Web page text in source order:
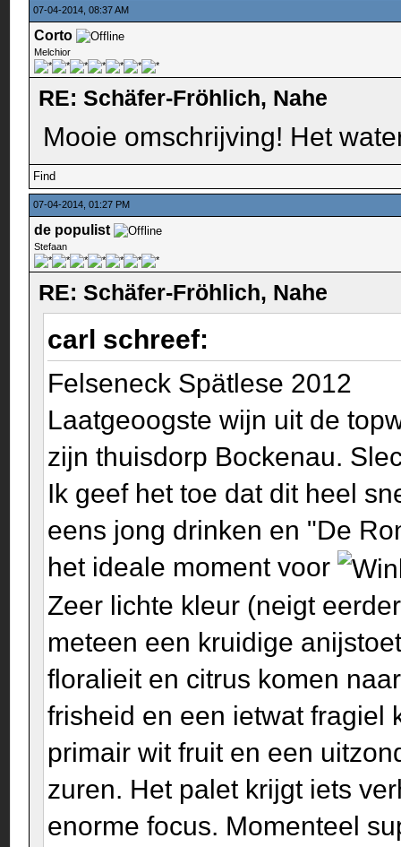
07-04-2014, 08:37 AM
Corto
Melchior
RE: Schäfer-Fröhlich, Nahe
Mooie omschrijving! Het
Find
07-04-2014, 01:27 PM
de populist
Stefaan
RE: Schäfer-Fröhlich, Nahe
carl schreef:
Felseneck Spätlese 2012
Laatgeoogste wijn uit de
zijn thuisdorp Bockenau.
Ik geef het toe dat dit heel
eens jong drinken en "De
het ideale moment voor
Zeer lichte kleur (neigt
meteen een kruidige
floralieit en citrus komen
frisheid en een ietwat fragiel
primair wit fruit en een
zuren. Het palet krijgt iets
enorme focus. Momenteel